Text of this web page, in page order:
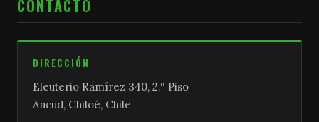
CONTACTO
DIRECCIÓN
Eleuterio Ramírez 340, 2.° Piso
Ancud, Chiloé, Chile